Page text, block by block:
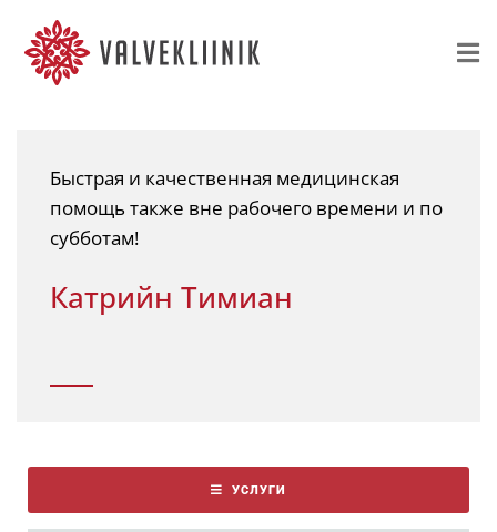
Быстрая и качественная медицинская
помощь также вне рабочего времени и по
субботам!
Катрийн Тимиан
УСЛУГИ